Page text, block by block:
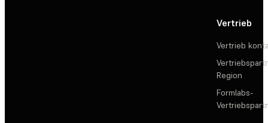
Vertrieb
Vertrieb
Region
Formlabs-